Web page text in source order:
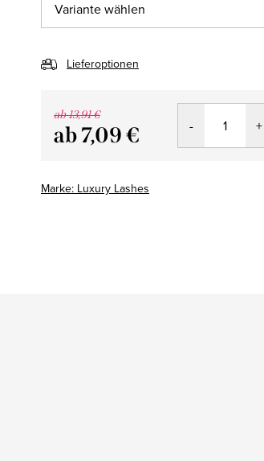
Lieferoptionen
ab 13,91 €
ab7,09 €
Marke: Luxury Lashes